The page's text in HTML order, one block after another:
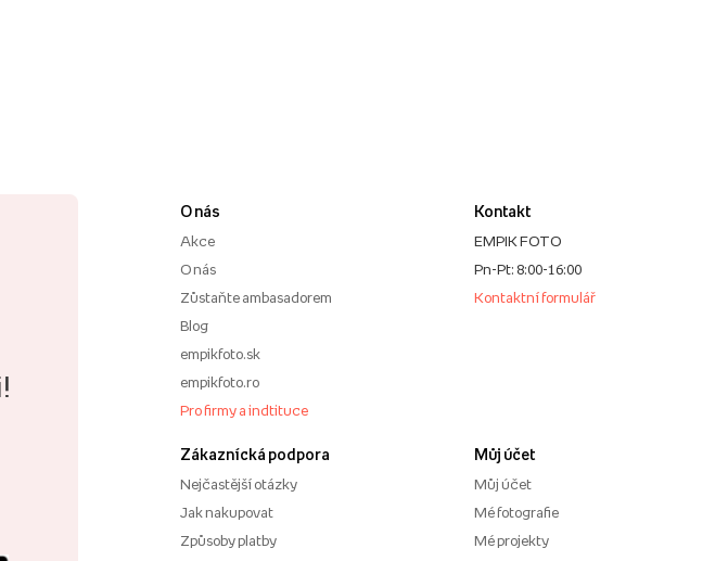
O nás
Akce
O nás
Zůstaňte ambasadorem
Blog
empikfoto.sk
empikfoto.ro
Pro firmy a indtituce
Zákaznícká podpora
Nejčastější otázky
Jak nakupovat
Způsoby platby
Kontakt
EMPIK FOTO
Pn-Pt: 8:00-16:00
Kontaktní formulář
Můj účet
Můj účet
Mé fotografie
Mé projekty